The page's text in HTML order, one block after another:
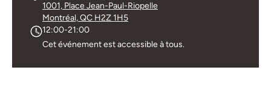
1001, Place Jean-Paul-Riopelle
Montréal, QC H2Z 1H5
12:00-21:00
Cet événement est accessible à tous.